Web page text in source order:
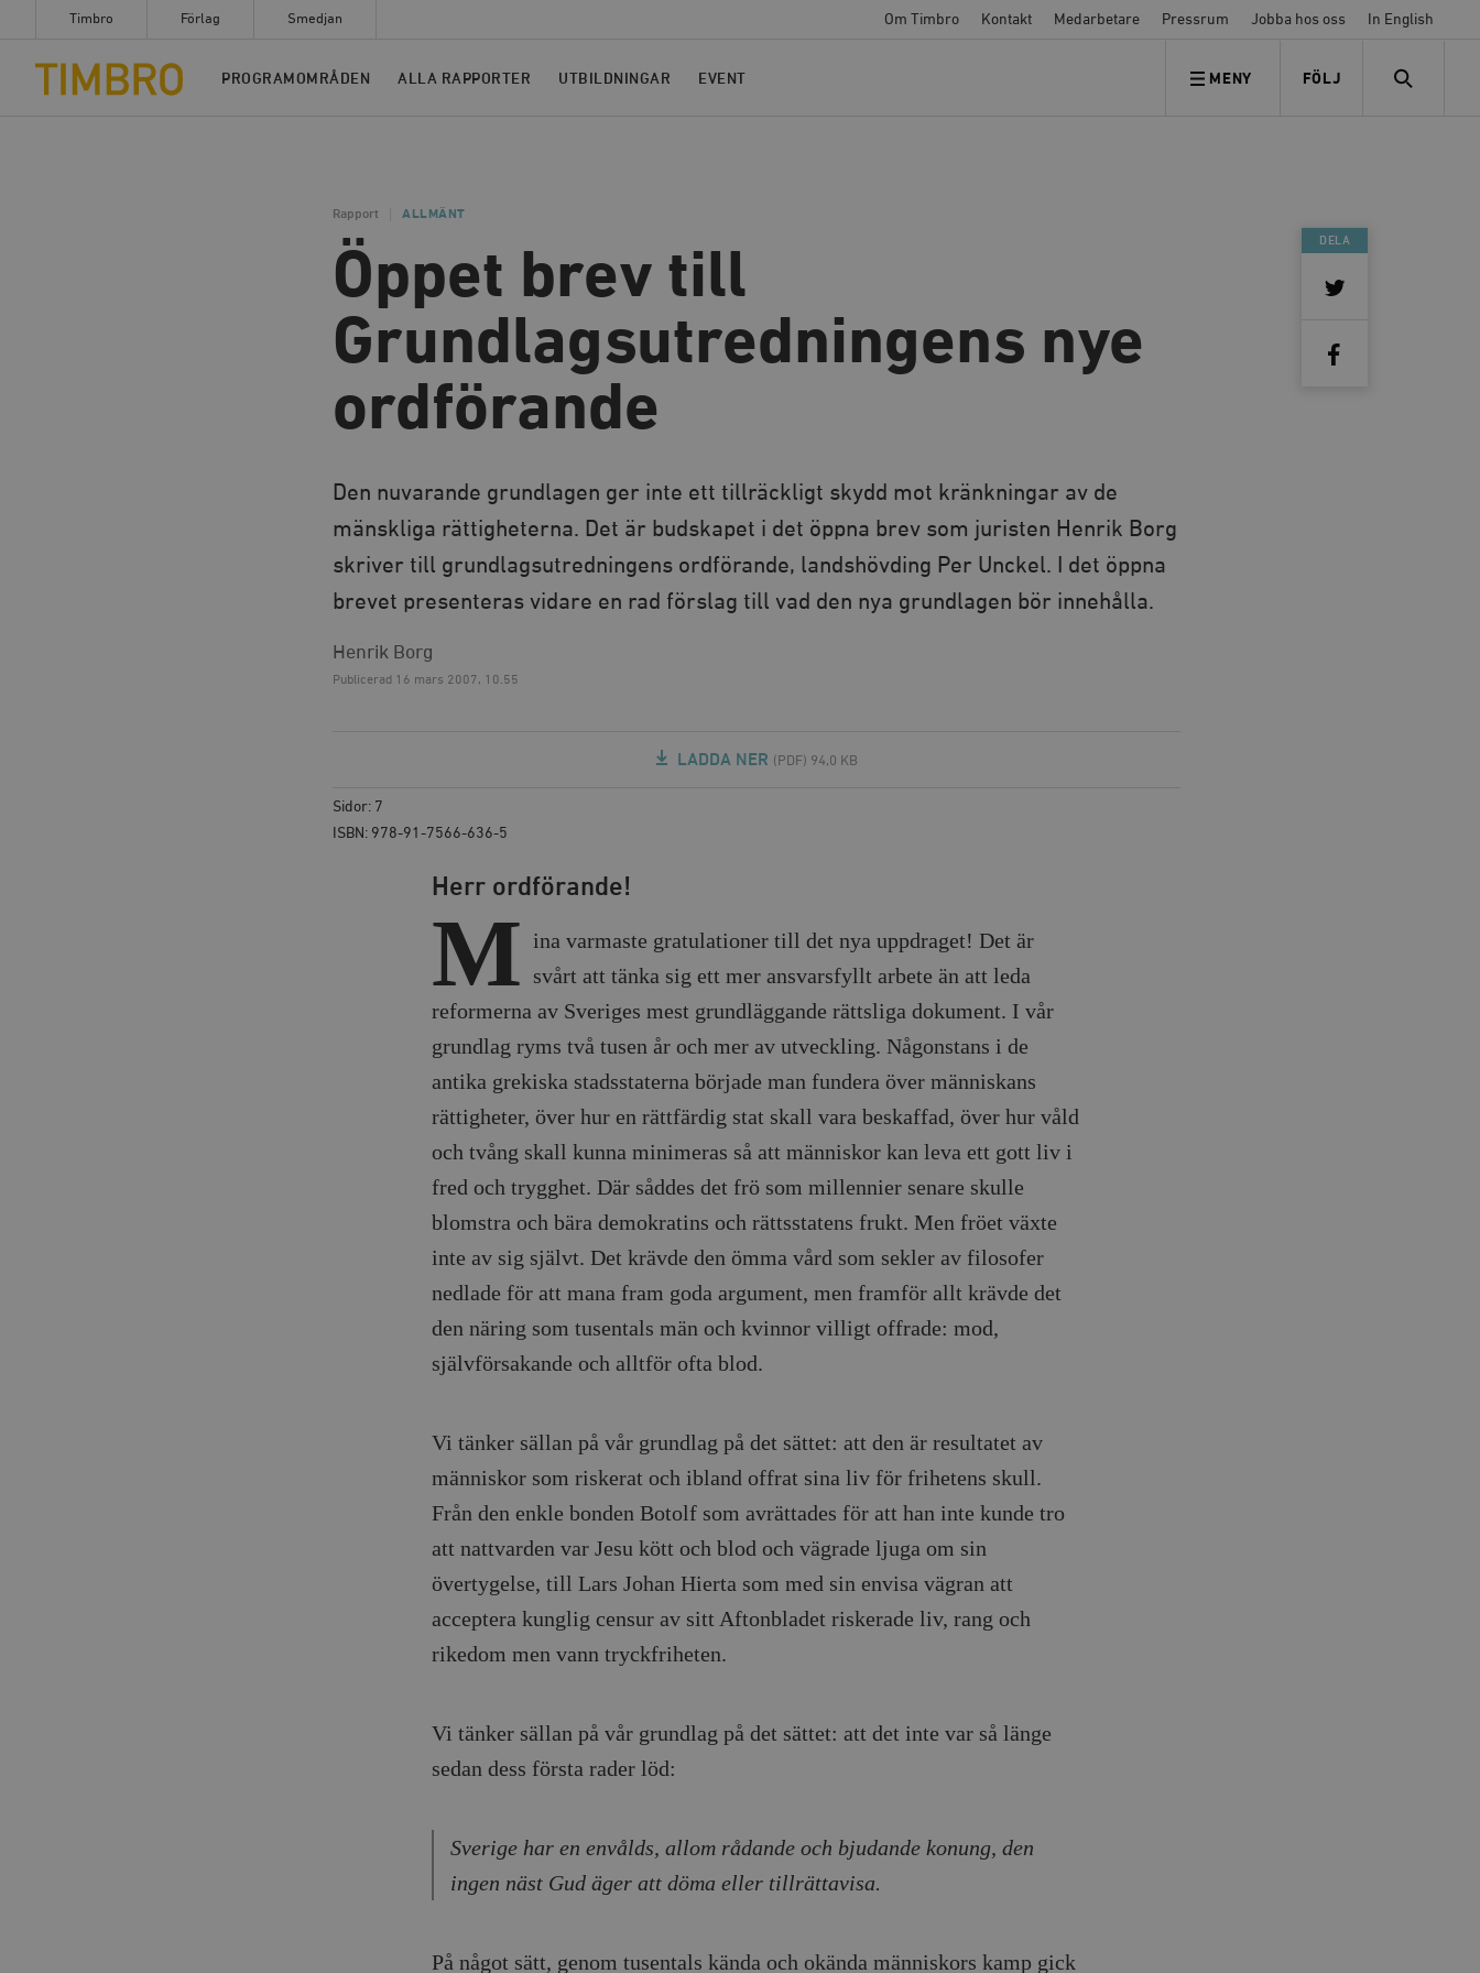
Timbro Förlag Smedjan Om Timbro Kontakt Medarbetare Pressrum Jobba hos oss In English
Timbro PROGRAMOMRÅDEN ALLA RAPPORTER UTBILDNINGAR EVENT MENY FÖLJ
FÖLJ OSS SEARCH
Rapport ALLMÄNT
Öppet brev till
Grundlagsutredningens nye
ordförande
Den nuvarande grundlagen ger inte ett tillräckligt skydd mot kränkningar av de
mänskliga rättigheterna. Det är budskapet i det öppna brev som juristen Henrik Borg
skriver till grundlagsutredningens ordförande, landshövding Per Unckel. I det öppna
brevet presenteras vidare en rad förslag till vad den nya grundlagen bör innehålla.
Henrik Borg
Publicerad 16 mars 2007, 10.55
LADDA NER (PDF) 94,0 KB
Sidor: 7
ISBN: 978-91-7566-636-5
Herr ordförande!
M ina varmaste gratulationer till det nya uppdraget! Det är
svårt att tänka sig ett mer ansvarsfyllt arbete än att leda
reformerna av Sveriges mest grundläggande rättsliga dokument. I vår
grundlag ryms två tusen år och mer av utveckling. Någonstans i de
antika grekiska stadsstaterna började man fundera över människans
rättigheter, över hur en rättfärdig stat skall vara beskaffad, över hur våld
och tvång skall kunna minimeras så att människor kan leva ett gott liv i
fred och trygghet. Där såddes det frö som millennier senare skulle
blomstra och bära demokratins och rättsstatens frukt. Men fröet växte
inte av sig självt. Det krävde den ömma vård som sekler av filosofer
nedlade för att mana fram goda argument, men framför allt krävde det
den näring som tusentals män och kvinnor villigt offrade: mod,
självförsakande och alltför ofta blod.
Vi tänker sällan på vår grundlag på det sättet: att den är resultatet av
människor som riskerat och ibland offrat sina liv för frihetens skull.
Från den enkle bonden Botolf som avrättades för att han inte kunde tro
att nattvarden var Jesu kött och blod och vägrade ljuga om sin
övertygelse, till Lars Johan Hierta som med sin envisa vägran att
acceptera kunglig censur av sitt Aftonbladet riskerade liv, rang och
rikedom men vann tryckfriheten.
Vi tänker sällan på vår grundlag på det sättet: att det inte var så länge
sedan dess första rader löd:
Sverige har en envålds, allom rådande och bjudande konung, den
ingen näst Gud äger att döma eller tillrättavisa.
På något sätt, genom tusentals kända och okända människors kamp gick
DELA